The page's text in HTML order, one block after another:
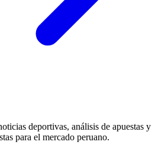
deportivas, análisis de apuestas y
para el mercado peruano.